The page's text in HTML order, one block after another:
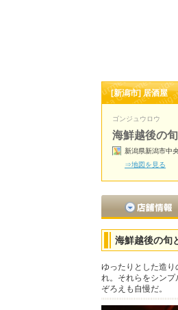
[新潟市] 居酒屋
ゴンジュウロウ
海鮮越後の
新潟県新潟市中
⇒地図を見る
海鮮越後の旬
ゆったりとした造
れ。それらをシン
ぞろえも自慢だ。